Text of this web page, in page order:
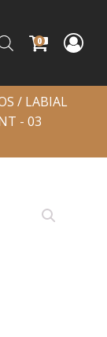
0
/ LABIAL
- 03